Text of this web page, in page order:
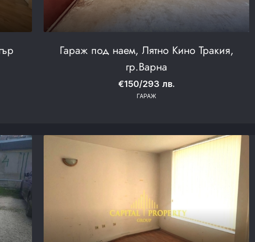
Гараж под наем, Лятно Кино Тракия,
гр.Варна
€150/293 лв.
ГАРАЖ